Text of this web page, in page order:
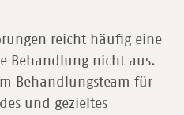
reicht häufig eine
Behandlung nicht aus.
Behandlungsteam für
und gezieltes